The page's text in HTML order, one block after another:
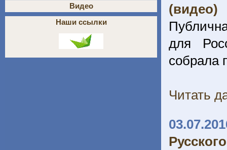
(видео)
для
собрала
Читать
Видео
Наши ссылки